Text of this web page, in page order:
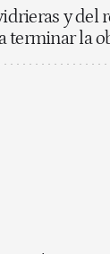
y del
terminar la